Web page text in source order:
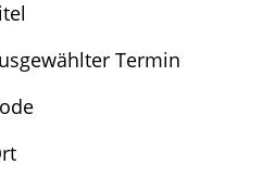
Termin